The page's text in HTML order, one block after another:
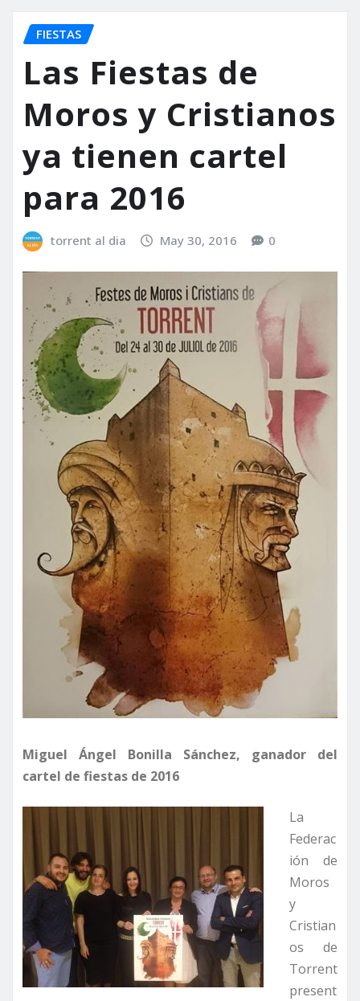
FIESTAS
Las Fiestas de
Moros y Cristianos
ya tienen cartel
para 2016
torrent al dia May 30, 2016 0
Miguel Ángel Bonilla Sánchez, ganador del
cartel de fiestas de 2016
La
Federac
ión de
Moros
y
Cristian
os de
Torrent
present